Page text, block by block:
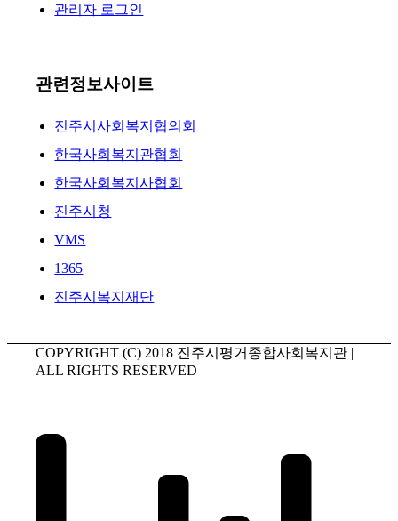
관리자 로그인
관련정보사이트
진주시사회복지협의회
한국사회복지관협회
한국사회복지사협회
진주시청
VMS
1365
진주시복지재단
COPYRIGHT (C) 2018 진주시평거종합사회복지관 |
ALL RIGHTS RESERVED